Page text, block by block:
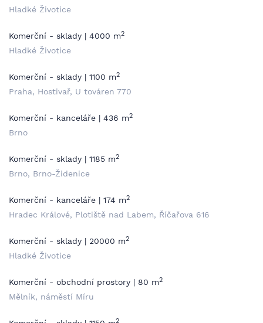
Hladké Životice
Komerční - sklady | 4000 m2
Hladké Životice
Komerční - sklady | 1100 m2
Praha, Hostivař, U továren 770
Komerční - kanceláře | 436 m2
Brno
Komerční - sklady | 1185 m2
Brno, Brno-Židenice
Komerční - kanceláře | 174 m2
Hradec Králové, Plotiště nad Labem, Říčařova 616
Komerční - sklady | 20000 m2
Hladké Životice
Komerční - obchodní prostory | 80 m2
Mělník, náměstí Míru
2